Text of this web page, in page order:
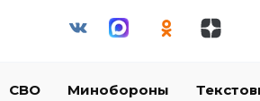
СВО Минобороны